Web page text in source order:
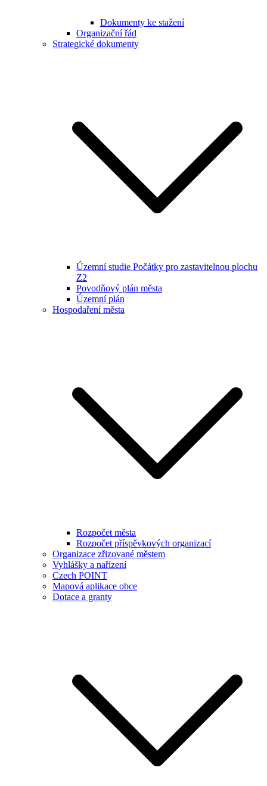
Dokumenty ke stažení
Organizační řád
Strategické dokumenty
Územní studie Počátky pro zastavitelnou plochu
Z2
Povodňový plán města
Územní plán
Hospodaření města
Rozpočet města
Rozpočet příspěvkových organizací
Organizace zřizované městem
Vyhlášky a nařízení
Czech POINT
Mapová aplikace obce
Dotace a granty